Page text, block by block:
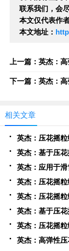
联系我们，会
本文仅代表作
本文地址：
相关文章